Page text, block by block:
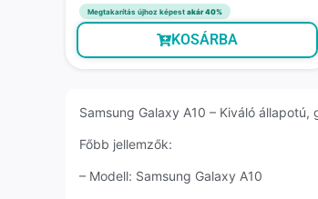
Megtakarítás újhoz képest akár 40%
KOSÁRBA
Samsung Galaxy A10 – Kiváló
Főbb jellemzők:
– Modell: Samsung Galaxy A10